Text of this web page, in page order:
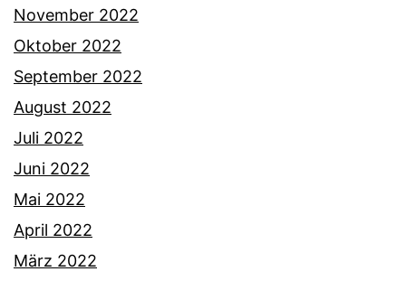
November 2022
Oktober 2022
September 2022
August 2022
Juli 2022
Juni 2022
Mai 2022
April 2022
März 2022